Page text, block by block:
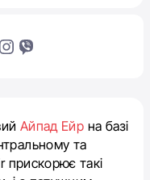
Айпад Ейр на базі
та
прискорює такі